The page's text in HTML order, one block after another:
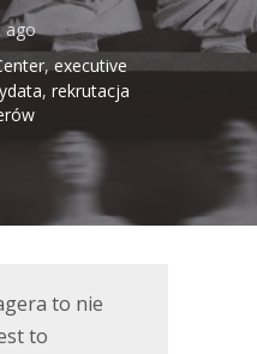
ago
,executive
, rekrutacja
to nie
to